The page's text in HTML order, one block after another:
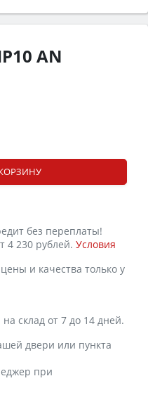
AN
без переплаты!
4 230 рублей. Условия
и качества только у
склад от 7 до 14 дней.
двери или пункта
при